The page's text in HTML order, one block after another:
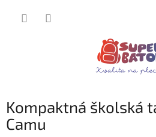
Kompaktná školská
Camu